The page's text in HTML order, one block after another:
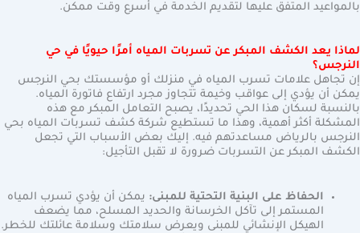
بالمواعيد المتفق عليها لتقديم الخدمة في أسرع وقت ممكن.
لماذا يعد الكشف المبكر عن تسربات المياه أمرًا حيويًا في حي
النرجس؟
إن تجاهل علامات تسرب المياه في منزلك أو مؤسستك بحي النرجس
يمكن أن يؤدي إلى عواقب وخيمة تتجاوز مجرد ارتفاع فاتورة المياه.
بالنسبة لسكان هذا الحي تحديدًا، يصبح التعامل المبكر مع هذه
المشكلة أكثر أهمية، وهذا ما تستطيع شركة كشف تسربات المياه بحي
النرجس بالرياض مساعدتهم فيه. إليك بعض الأسباب التي تجعل
الكشف المبكر عن التسربات ضرورة لا تقبل التأجيل:
الحفاظ على البنية التحتية للمبنى: يمكن أن يؤدي تسرب المياه
المستمر إلى تآكل الخرسانة والحديد المسلح، مما يضعف
الهيكل الإنشائي للمبنى ويعرض سلامتك وسلامة عائلتك للخطر.